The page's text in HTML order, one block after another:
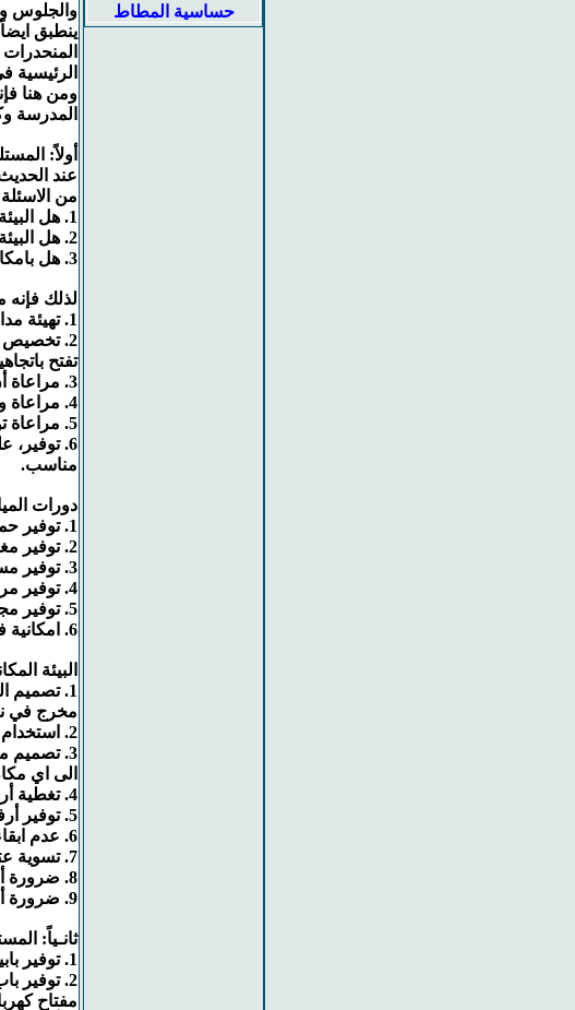
حساسية المطاط
والجلوس
ينطبق
الرئيسية
ومن هنا
المدرسة
أولاً:
عند
من
1. هل البيئة الخارجية للمدرسة خالية من الحواجز والمعوقات
2. هل البيئة الداخلية للمدرسة خالية من الحواجز والمعوقات
3. هل بامكان التلميذ الوصول الى المواقع المختلفة في المدرسة بحرية وبدون عوائق.
لذلك فإنه
1. تهيئة مداخل المدرسة بما يسهل حركة دخول وخروج مستخدمي الكراسي المتحركة
2. تخصيص
تفتح
3. مراعاة أن يكون حجم الابواب واسع ليسهل دخول المعاقين حركياً.
4. مراعاة وضع المداخل المنحدرة الملائمة للابواب سواءاً تلك التى تفتح للخارج أو للداخل.
5. مراعاة توفير مواقف خاصة للمعاقين حركياً قرب مدخل المدرسة.
6.
مناسب.
دورات
1. توفير حمامات ذات كراسي مرتفعة لكي يسهل استعمالها من قبل المعاق حركياً.
2. توفير مغسلة بارتفاع مناسب لكي يسهل استخدامها من قبل المعاق حركياً.
3. توفير مساند من القضبان على الجانبين لتسهيل حركة المعاق حركياً.
4. توفير مرايا ذات ارتفاع منخفض لكي يسهل استعمالها من قبل المعاق حركياً.
5. توفير مجففات كهربائية يكون ارتفاعها مناسباً للمعاق حركياً.
6. امكانية فتح الحمامات من الخارج ليسهل انقاذ او مساعدة المعاق حركياً اذا تطلب الامر.
البيئة
مخرج في
2. استخدام مقايض الابواب الطويلة ليسهل استخدامها من قبل المعاق حركياً.
3. تصميم
الى اي
4. تغطية أرضية المكتبة بارضية واقية من الانزلاق ليسهل تنقل المعاق حركياً.
5. توفير أرفف مكتبات متحركة تساعد المعاق حركياً على التصفح بسهولة.
6. عدم ابقاء الاسلاك الكهربائية على الارضيات مما يمنع أو يحد من تنقل المعاق حركياً.
7. تسوية عتبات المداخل وإزالة العوائق لتسهيل تنقل المعاق حركياً.
8. ضرورة أن يكون فناء المدرسة والممرات مستوية وواقية من الانزلاق.
9. ضرورة أن تكون الممرات واسعة بحيث تسمح بمرور كرسيين متحركين على الاقل.
ثانـياً:
1. توفير بابين لغرفة الصف وليس باباً واحداً.
2. توفير
مفتاح